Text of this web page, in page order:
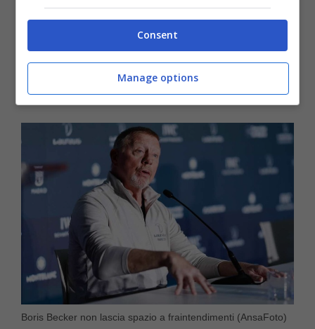
Questo dimostra anche quanto
il serbo sia concentrato non sui freddi numeri
ma sul concreto.
Boris Becker non lascia spazio a fraintendimenti (AnsaFoto)
Consent
Manage options